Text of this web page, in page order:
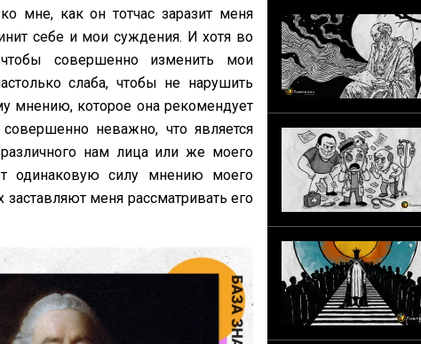
мне, как он тотчас заразит меня
себе и мои суждения. И хотя во
совершенно изменить мои
слаба, чтобы не нарушить
мнению, которое она рекомендует
неважно, что является
нам лица или же моего
одинаковую силу мнению моего
меня рассматривать его